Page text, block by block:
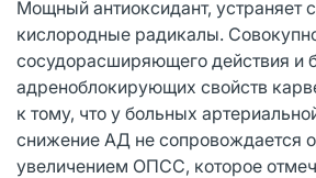
Мощный антиоксидант, устраняет
кислородные радикалы.
сосудорасширяющего действия и
адреноблокирующих свойств
к тому, что у больных
снижение АД не сопровождается
увеличением ОПСС, которое